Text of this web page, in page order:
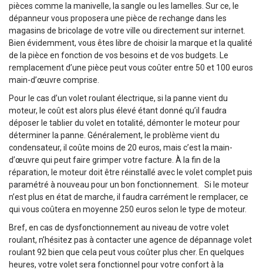
pièces comme la manivelle, la sangle ou les lamelles. Sur ce, le
dépanneur vous proposera une pièce de rechange dans les
magasins de bricolage de votre ville ou directement sur internet.
Bien évidemment, vous êtes libre de choisir la marque et la qualité
de la pièce en fonction de vos besoins et de vos budgets. Le
remplacement d’une pièce peut vous coûter entre 50 et 100 euros
main-d’œuvre comprise.
Pour le cas d’un volet roulant électrique, si la panne vient du
moteur, le coût est alors plus élevé étant donné qu’il faudra
déposer le tablier du volet en totalité, démonter le moteur pour
déterminer la panne. Généralement, le problème vient du
condensateur, il coûte moins de 20 euros, mais c’est la main-
d’œuvre qui peut faire grimper votre facture. À la fin de la
réparation, le moteur doit être réinstallé avec le volet complet puis
paramétré à nouveau pour un bon fonctionnement. Si le moteur
n’est plus en état de marche, il faudra carrément le remplacer, ce
qui vous coûtera en moyenne 250 euros selon le type de moteur.
Bref, en cas de dysfonctionnement au niveau de votre volet
roulant, n’hésitez pas à contacter une agence de dépannage volet
roulant 92 bien que cela peut vous coûter plus cher. En quelques
heures, votre volet sera fonctionnel pour votre confort à la